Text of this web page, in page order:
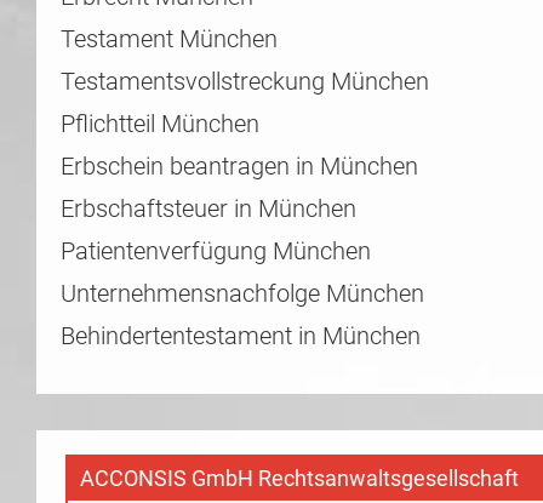
Testament München
Testamentsvollstreckung München
Pflichtteil München
Erbschein beantragen in München
Erbschaftsteuer in München
Patientenverfügung München
Unternehmensnachfolge München
Behindertentestament in München
ACCONSIS GmbH Rechtsanwaltsgesellschaft